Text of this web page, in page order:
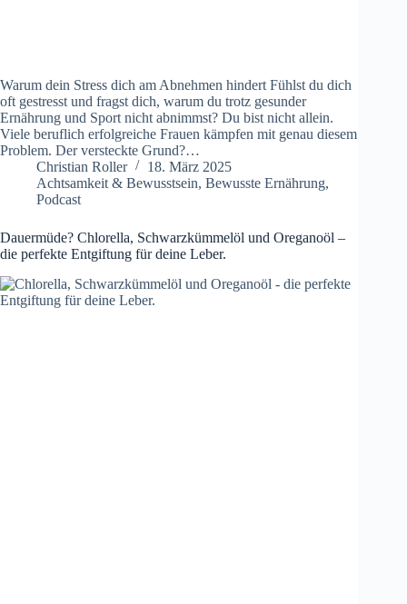
Warum dein Stress dich am Abnehmen hindert Fühlst du dich
oft gestresst und fragst dich, warum du trotz gesunder
Ernährung und Sport nicht abnimmst? Du bist nicht allein.
Viele beruflich erfolgreiche Frauen kämpfen mit genau diesem
Problem. Der versteckte Grund?…
Christian Roller
18. März 2025
Achtsamkeit & Bewusstsein, Bewusste Ernährung,
Podcast
Dauermüde? Chlorella, Schwarzkümmelöl und Oreganoöl –
die perfekte Entgiftung für deine Leber.